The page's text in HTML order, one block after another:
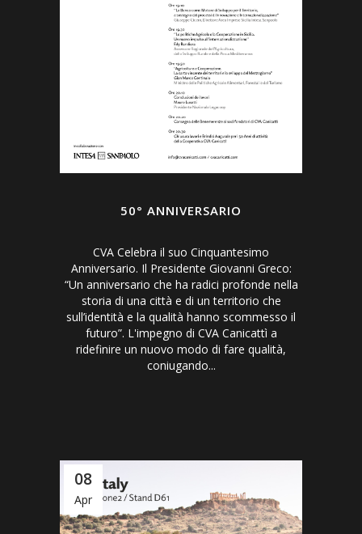
50° ANNIVERSARIO
CVA Celebra il suo Cinquantesimo
Anniversario. Il Presidente Giovanni Greco:
“Un anniversario che ha radici profonde nella
storia di una città e di un territorio che
sull’identità e la qualità hanno scommesso il
futuro”. L'impegno di CVA Canicattì a
ridefinire un nuovo modo di fare qualità,
coniugando...
08
Apr